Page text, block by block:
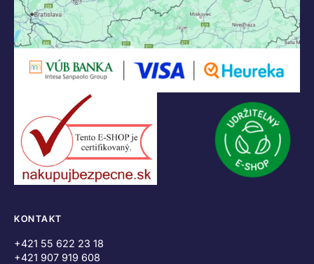
KONTAKT
+421 55 622 23 18
+421 907 919 608